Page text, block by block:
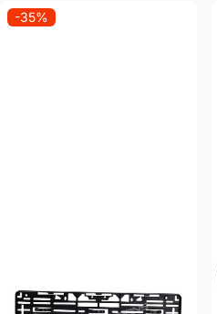
-35%